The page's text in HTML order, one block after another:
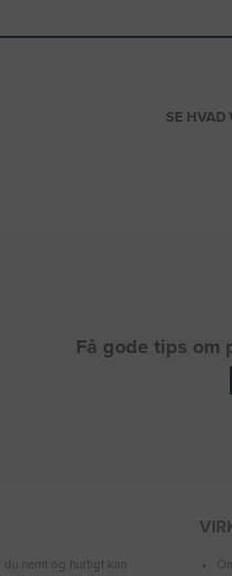
SE HVAD
Få gode tips om
du nemt og hurtigt kan